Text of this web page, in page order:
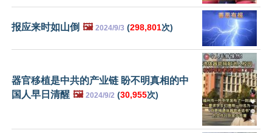
报应来时如山倒 🖼️ 2024/9/3 (298,801次)
器官移植是中共的产业链 盼不明真相的中
国人早日清醒 🖼️ 2024/9/2 (30,955次)